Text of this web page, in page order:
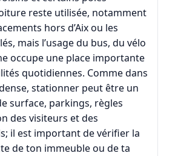
reste utilisée, notamment
hors d’Aix ou les
mais l’usage du bus, du vélo
occupe une place importante
quotidiennes. Comme dans
stationner peut être un
surface, parkings, règles
des visiteurs et des
il est important de vérifier la
de ton immeuble ou de ta